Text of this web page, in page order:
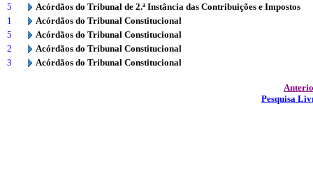
5
Acórdãos do Tribunal de 2.ª Instância das Contribuições e Impostos
1
Acórdãos do Tribunal Constitucional
5
Acórdãos do Tribunal Constitucional
2
Acórdãos do Tribunal Constitucional
3
Acórdãos do Tribunal Constitucional
Pesquisa